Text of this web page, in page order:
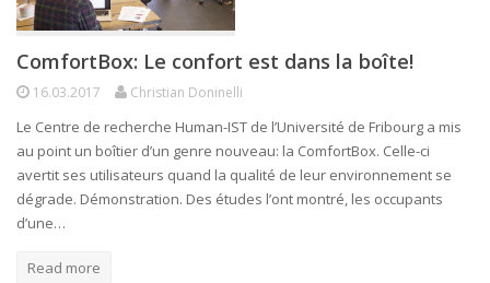
ComfortBox: Le confort est dans la boîte!
16.03.2017 Christian Doninelli
Le Centre de recherche Human-IST de l’Université de Fribourg a mis
au point un boîtier d’un genre nouveau: la ComfortBox. Celle-ci
avertit ses utilisateurs quand la qualité de leur environnement se
dégrade. Démonstration. Des études l’ont montré, les occupants
d’une…
Read more